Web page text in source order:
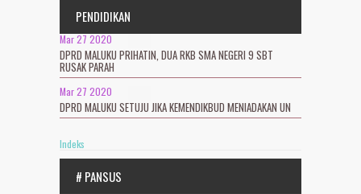
PENDIDIKAN
Mar 27 2020
DPRD MALUKU PRIHATIN, DUA RKB SMA NEGERI 9 SBT
RUSAK PARAH
Mar 27 2020
DPRD MALUKU SETUJU JIKA KEMENDIKBUD MENIADAKAN UN
Indeks
# PANSUS